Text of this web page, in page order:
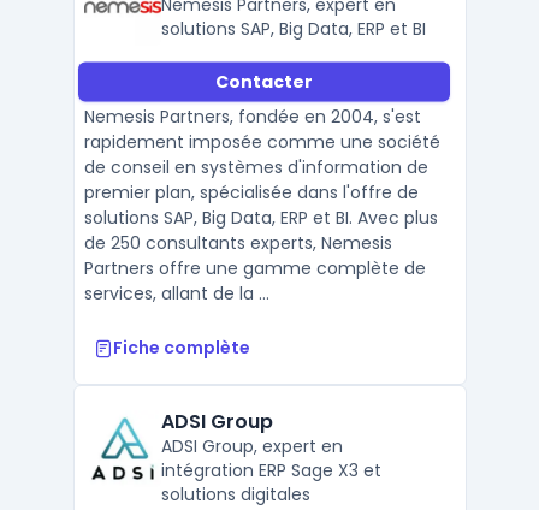
Nemesis Partners, expert en
solutions SAP, Big Data, ERP et BI
Contacter
Nemesis Partners, fondée en 2004, s'est
rapidement imposée comme une société
de conseil en systèmes d'information de
premier plan, spécialisée dans l'offre de
solutions SAP, Big Data, ERP et BI. Avec plus
de 250 consultants experts, Nemesis
Partners offre une gamme complète de
services, allant de la ...
Fiche complète
ADSI Group
ADSI Group, expert en
intégration ERP Sage X3 et
solutions digitales